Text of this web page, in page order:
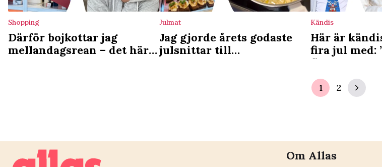
Shopping
Därför bojkottar jag
mellandagsrean – det här
Julmat
Jag gjorde årets godaste
julsnittar till
Kändis
Här är
fira jul med:
flyga
Janssons
1 2
Om Allas